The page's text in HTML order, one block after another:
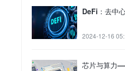
DeFi：去中
2024-12-16
芯片与算力